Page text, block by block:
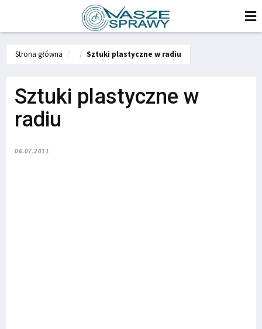
Strona główna Sztuki plastyczne w radiu
Sztuki plastyczne w
radiu
06.07.2011